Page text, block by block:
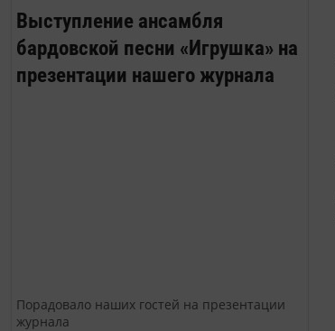
Выступление ансамбля
бардовской песни «Игрушка» на
презентации нашего журнала
Порадовало наших гостей на презентации
журнала